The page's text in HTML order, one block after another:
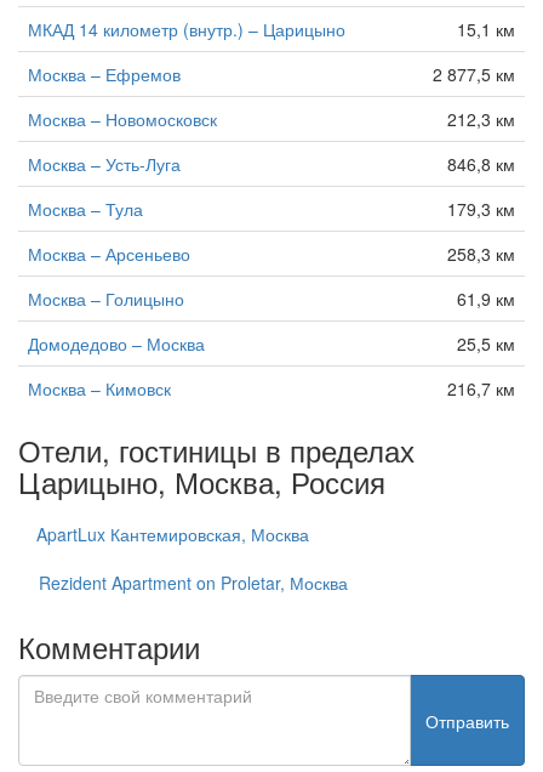
МКАД 14 километр (внутр.) – Царицыно
15,1 км
Москва – Ефремов
2 877,5 км
Москва – Новомосковск
212,3 км
Москва – Усть-Луга
846,8 км
Москва – Тула
179,3 км
Москва – Арсеньево
258,3 км
Москва – Голицыно
61,9 км
Домодедово – Москва
25,5 км
Москва – Кимовск
216,7 км
Отели, гостиницы в пределах
Царицыно, Москва, Россия
ApartLux Кантемировская, Москва
Rezident Apartment on Proletar, Москва
Комментарии
Отправить